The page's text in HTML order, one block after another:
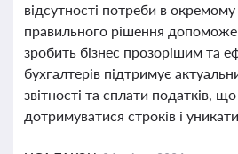
відсутності потреби в
правильного рішення допоможе
зробить бізнес прозорішим та
бухгалтерів підтримує
звітності та сплати податків,
дотримуватися строків і